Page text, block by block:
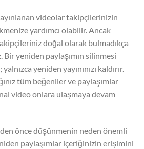
videolar takipçilerinizin
yardımcı olabilir. Ancak
doğal olarak bulmadıkça
yeniden paylaşımın silinmesi
yeniden yayınınızı kaldırır.
tüm beğeniler ve paylaşımlar
video onlara ulaşmaya devam
önce düşünmenin neden önemli
paylaşımlar içeriğinizin erişimini